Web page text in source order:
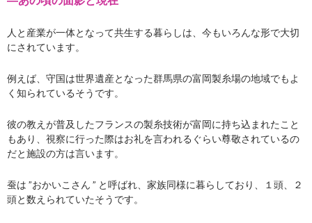
人と産業が一体となって共生する暮らしは、今もいろんな形で大切
にされています。
例えば、守国は世界遺産となった群馬県の富岡製糸場の地域でもよ
く知られているそうです。
彼の教えが普及したフランスの製糸技術が富岡に持ち込まれたこと
もあり、視察に行った際はお礼を言われるぐらい尊敬されているの
だと施設の方は言います。
蚕は ”おかいこさん ” と呼ばれ、家族同様に暮らしており、 １ 頭、２
頭と数えられていたそうです。